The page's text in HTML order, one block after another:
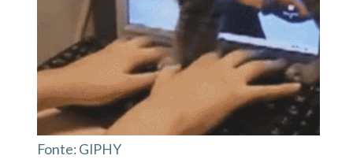
Fonte: GIPHY